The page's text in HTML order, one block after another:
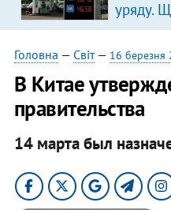
уряду.
пальне?
Головна — Світ— 16 березня
В Китае
правительства
14 марта был